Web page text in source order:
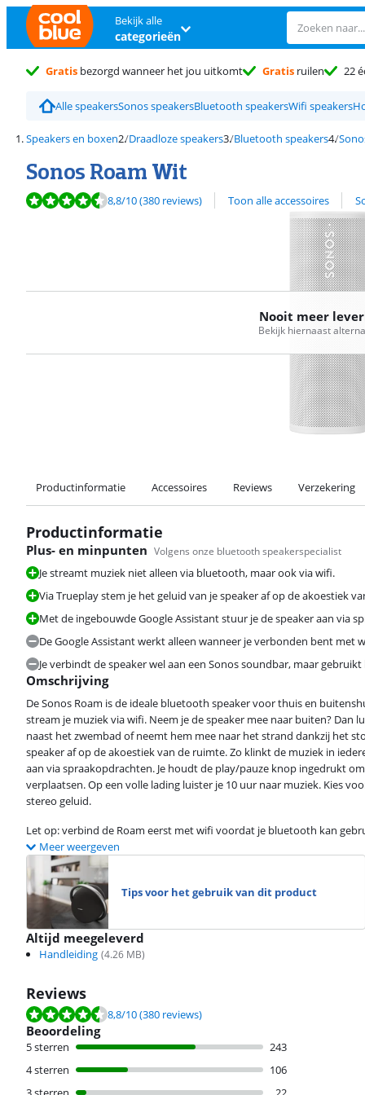
Bekijk alle
categorieën
Gratis bezorgd wanneer het jou uitkomt Gratis ruilen 22
Alle speakersSonos speakersBluetooth speakersWifi speakers
Speakers en boxen Draadloze speakers Bluetooth speakers
Sonos Roam Wit
Beoordeling is 8,8 van de 10, gebaseerd op 380 reviews.
8,8/10(380 reviews) Toon alle accessoires
Bekijk alle
Nooit meer
Bekijk hiernaast
Productinformatie Accessoires Reviews Verzekering
Productinformatie
Plus- en minpunten Volgens onze bluetooth speakerspecialist
Je streamt muziek niet alleen via bluetooth, maar ook via wifi.
Via Trueplay stem je het geluid van je speaker af op de akoestiek
Met de ingebouwde Google Assistant stuur je de speaker aan via
De Google Assistant werkt alleen wanneer je verbonden bent met
Je verbindt de speaker wel aan een Sonos soundbar, maar
Omschrijving
De Sonos Roam is de ideale bluetooth speaker voor thuis en
stream je muziek via wifi. Neem je de speaker mee naar buiten?
naast het zwembad of neemt hem mee naar het strand dankzij het
speaker af op de akoestiek van de ruimte. Zo klinkt de muziek in
aan via spraakopdrachten. Je houdt de play/pauze knop ingedrukt
verplaatsen. Op een volle lading luister je 10 uur naar muziek. Kies
stereo geluid.
Let op: verbind de Roam eerst met wifi voordat je bluetooth kan
Meer weergeven
Tips voor het gebruik van dit product
Altijd meegeleverd
Handleiding (4.26 MB)
Reviews
Beoordeling is 8,8 van de 10, gebaseerd op 380 reviews.
8,8/10(380 reviews)
Beoordeling
5 sterren
243
4 sterren
106